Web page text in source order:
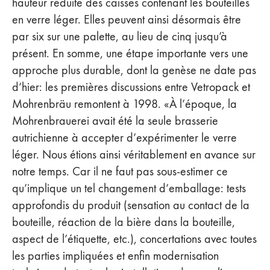
en verre léger. Elles peuvent ainsi désormais être
par six sur une palette, au lieu de cinq jusqu’à
présent. En somme, une étape importante vers une
approche plus durable, dont la genèse ne date pas
d’hier: les premières discussions entre Vetropack et
Mohrenbräu remontent à 1998. «À l’époque, la
Mohrenbrauerei avait été la seule brasserie
autrichienne à accepter d’expérimenter le verre
léger. Nous étions ainsi véritablement en avance sur
notre temps. Car il ne faut pas sous-estimer ce
qu’implique un tel changement d’emballage: tests
approfondis du produit (sensation au contact de la
bouteille, réaction de la bière dans la bouteille,
aspect de l’étiquette, etc.), concertations avec toutes
les parties impliquées et enfin modernisation